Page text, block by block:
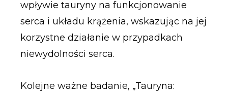
wpływie tauryny na funkcjonowanie
serca i układu krążenia, wskazując na jej
korzystne działanie w przypadkach
niewydolności serca.
Kolejne ważne badanie, „Tauryna: